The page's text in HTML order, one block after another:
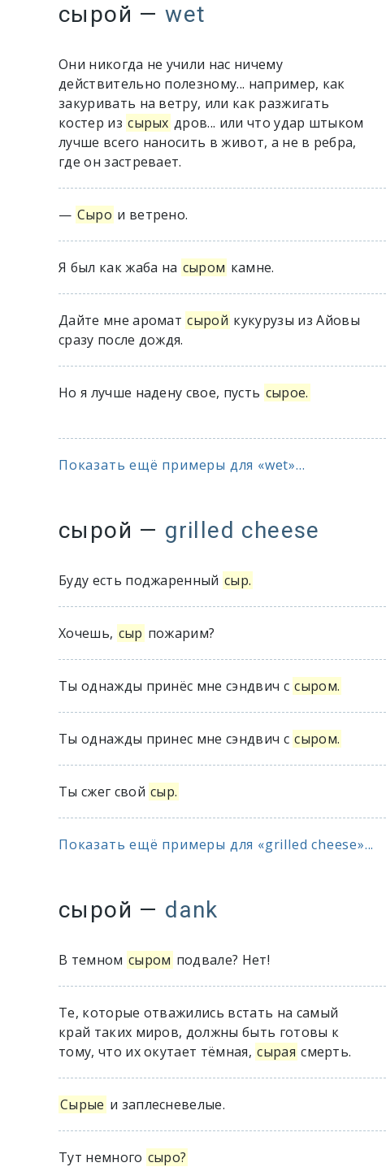
сырой —wet
Они никогда не учили нас ничему
действительно полезному... например, как
закуривать на ветру, или как разжигать
костер из сырых дров... или что удар штыком
лучше всего наносить в живот, а не в ребра,
где он застревает.
— Сыро и ветрено.
Я был как жаба на сыром камне.
Дайте мне аромат сырой кукурузы из Айовы
сразу после дождя.
Но я лучше надену свое, пусть сырое.
Показать ещё примеры для «wet»...
сырой — grilled cheese
Буду есть поджаренный сыр.
Хочешь, сыр пожарим?
Ты однажды принёс мне сэндвич с сыром.
Ты однажды принес мне сэндвич с сыром.
Ты сжег свой сыр.
Показать ещё примеры для «grilled cheese»...
сырой — dank
В темном сыром подвале? Нет!
Те, которые отважились встать на самый
край таких миров, должны быть готовы к
тому, что их окутает тёмная, сырая смерть.
Сырые и заплесневелые.
Тут немного сыро?